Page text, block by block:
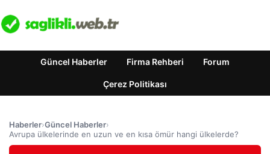
Güncel Haberler Firma Rehberi Forum
Çerez Politikası
Haberler›Güncel Haberler›
Avrupa ülkelerinde en uzun ve en kısa ömür hangi ülkelerde?